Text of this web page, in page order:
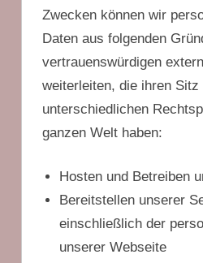
Zwecken können wir
Daten aus folgenden
vertrauenswürdigen
weiterleiten, die ihren Sitz
unterschiedlichen
ganzen Welt haben:
Hosten und Betreiben
Bereitstellen unserer
einschließlich der
unserer Webseite